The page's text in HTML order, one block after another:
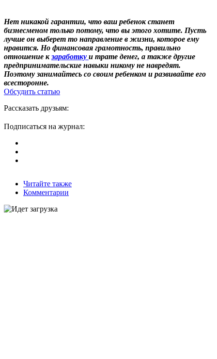
Нет никакой гарантии, что ваш ребенок станет
бизнесменом только потому, что вы этого хотите. Пусть
лучше он выберет то направление в жизни, которое ему
нравится. Но финансовая грамотность, правильно
отношение кзаработку и трате денег, а также другие
предпринимательские навыки никому не навредят.
Поэтому занимайтесь со своим ребенком и развивайте его
всесторонне.
Обсудить статью
Рассказать друзьям:
Подписаться на журнал:
Читайте также
Комментарии